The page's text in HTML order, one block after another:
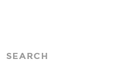
SEARCH